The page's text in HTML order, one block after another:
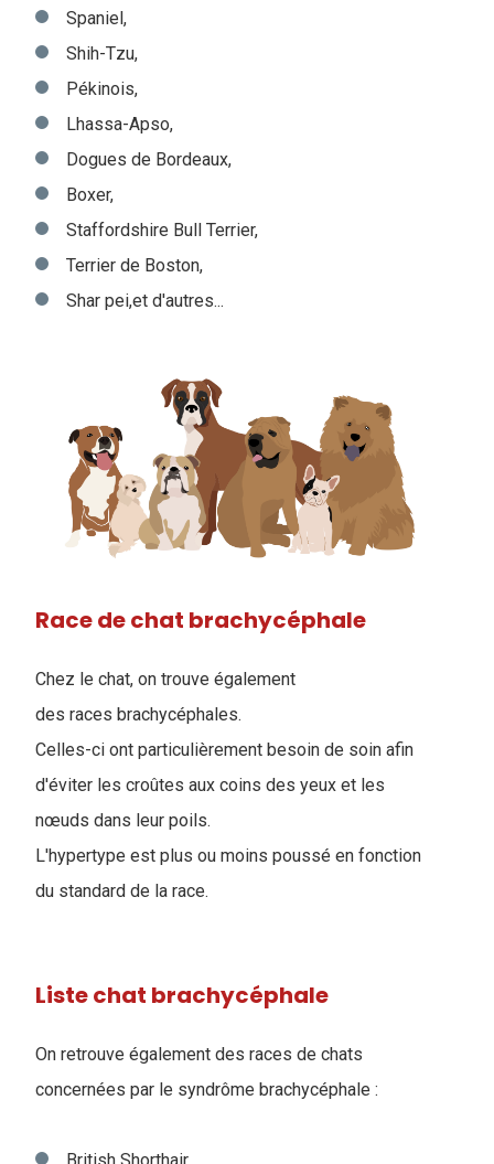
Spaniel,
Shih-Tzu,
Pékinois,
Lhassa-Apso,
Dogues de Bordeaux,
Boxer,
Staffordshire Bull Terrier,
Terrier de Boston,
Shar pei,et d'autres...
Race de chat brachycéphale
Chez le chat, on trouve également
des races brachycéphales.
Celles-ci ont particulièrement besoin de soin afin
d'éviter les croûtes aux coins des yeux et les
nœuds dans leur poils.
L'hypertype est plus ou moins poussé en fonction
du standard de la race.
Liste chat brachycéphale
On retrouve également des races de chats
concernées par le syndrôme brachycéphale :
British Shorthair,